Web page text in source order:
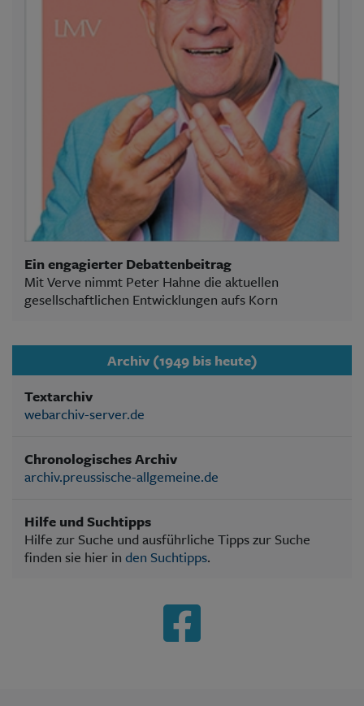
Ein engagierter Debattenbeitrag
Mit Verve nimmt Peter Hahne die aktuellen
gesellschaftlichen Entwicklungen aufs Korn
Archiv (1949 bis heute)
Textarchiv
webarchiv-server.de
Chronologisches Archiv
archiv.preussische-allgemeine.de
Hilfe und Suchtipps
Hilfe zur Suche und ausführliche Tipps zur Suche
finden sie hier in den Suchtipps.